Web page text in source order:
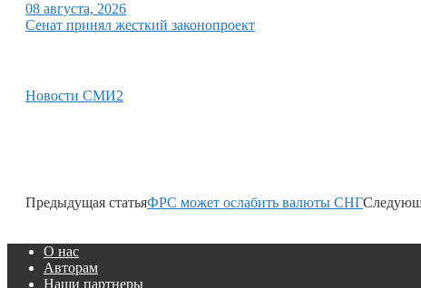
08 августа, 2026
Сенат принял жесткий законопроект
Новости СМИ2
Предыдущая статьяФРС может ослабить валюты СНГ
О нас
Авторам
Наши партнеры